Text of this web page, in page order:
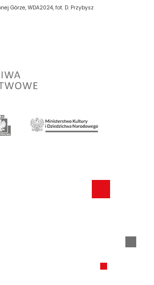
Górze, WDA2024, fot. D. Przybysz